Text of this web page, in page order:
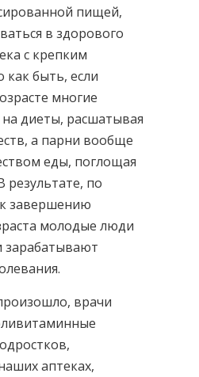
пищей,
в здорового
с крепким
быть, если
многие
на диеты, расшатывая
а парни вообще
еды, поглощая
по
завершению
молодые люди
зарабатывают
врачи
аптеках,